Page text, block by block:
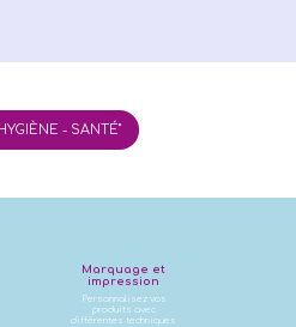
- SANTÉ"
Marquage et
impression
Personnalisez vos
produits avec
différentes techniques